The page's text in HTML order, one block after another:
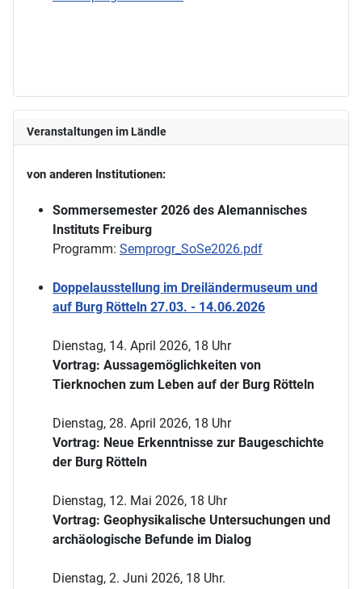
Veranstaltungen im Ländle
von anderen Institutionen:
Sommersemester 2026 des Alemannisches
Instituts Freiburg
Programm: Semprogr_SoSe2026.pdf
Doppelausstellung im Dreiländermuseum und
auf Burg Rötteln 27.03. - 14.06.2026
Dienstag, 14. April 2026, 18 Uhr
Vortrag: Aussagemöglichkeiten von
Tierknochen zum Leben auf der Burg Rötteln
Dienstag, 28. April 2026, 18 Uhr
Vortrag: Neue Erkenntnisse zur Baugeschichte
der Burg Rötteln
Dienstag, 12. Mai 2026, 18 Uhr
Vortrag: Geophysikalische Untersuchungen und
archäologische Befunde im Dialog
Dienstag, 2. Juni 2026, 18 Uhr.